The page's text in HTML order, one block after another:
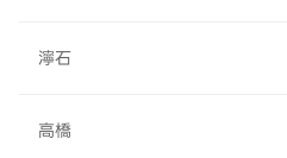
濘石
高橋